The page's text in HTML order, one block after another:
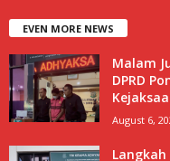
EVEN MORE NEWS
Malam
DPRD
August 6,
Langkah